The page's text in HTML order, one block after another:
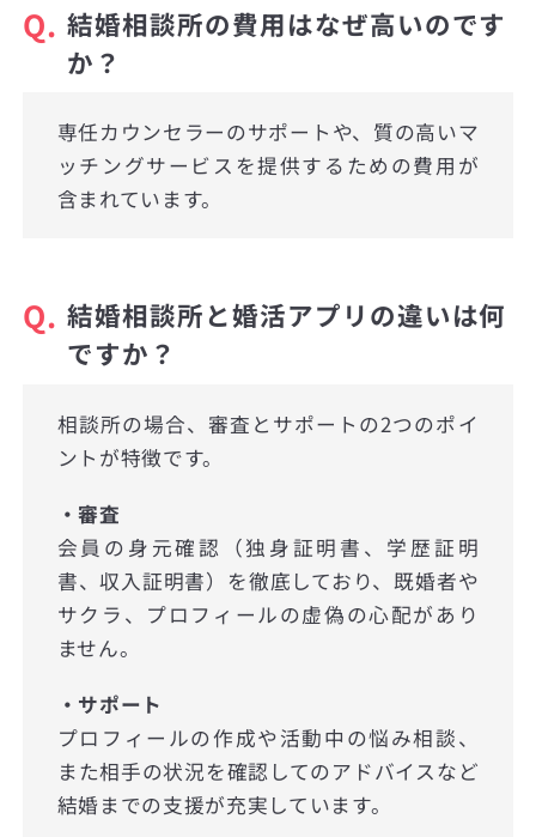
Q. 結婚相談所の費用はなぜ高いのです
か？
専任カウンセラーのサポートや、質の高いマ
ッチングサービスを提供するための費用が
含まれています。
Q. 結婚相談所と婚活アプリの違いは何
ですか？
相談所の場合、審査とサポートの2つのポイ
ントが特徴です。
・審査
会員の身元確認（独身証明書、学歴証明
書、収入証明書）を徹底しており、既婚者や
サクラ、プロフィールの虚偽の心配があり
ません。
・サポート
プロフィールの作成や活動中の悩み相談、
また相手の状況を確認してのアドバイスなど
結婚までの支援が充実しています。